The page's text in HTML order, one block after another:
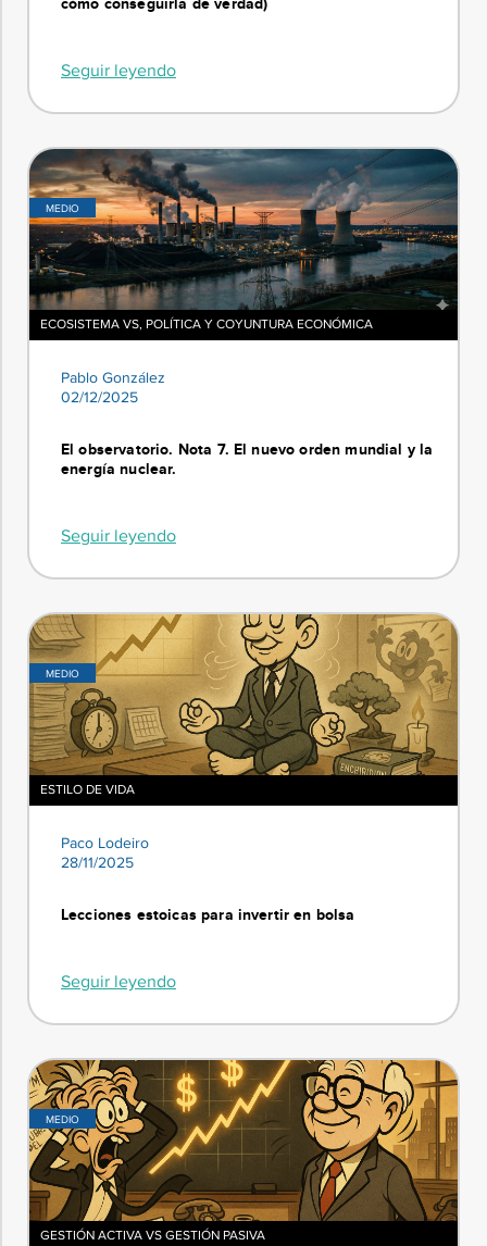
Seguir leyendo
MEDIO
ECOSISTEMA VS, POLÍTICA Y COYUNTURA ECONÓMICA
Pablo González
02/12/2025
El observatorio. Nota 7. El nuevo orden mundial y la
energía nuclear.
Seguir leyendo
MEDIO
ESTILO DE VIDA
Paco Lodeiro
28/11/2025
Lecciones estoicas para invertir en bolsa
Seguir leyendo
MEDIO
GESTIÓN ACTIVA VS GESTIÓN PASIVA